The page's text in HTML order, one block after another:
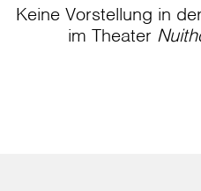
Keine Vorstellung in
im Theater